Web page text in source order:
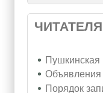
Пушкинская
Объявления
Порядок